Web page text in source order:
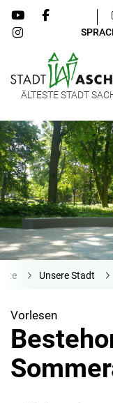
ÄLTESTE STADT
Unsere Stadt
Vorlesen